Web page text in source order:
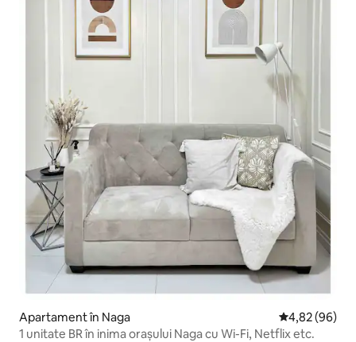
Apartament în Naga Scor mediu
4,82 (96)
1 unitate BR în inima orașului Naga cu Wi-Fi, Netflix etc.